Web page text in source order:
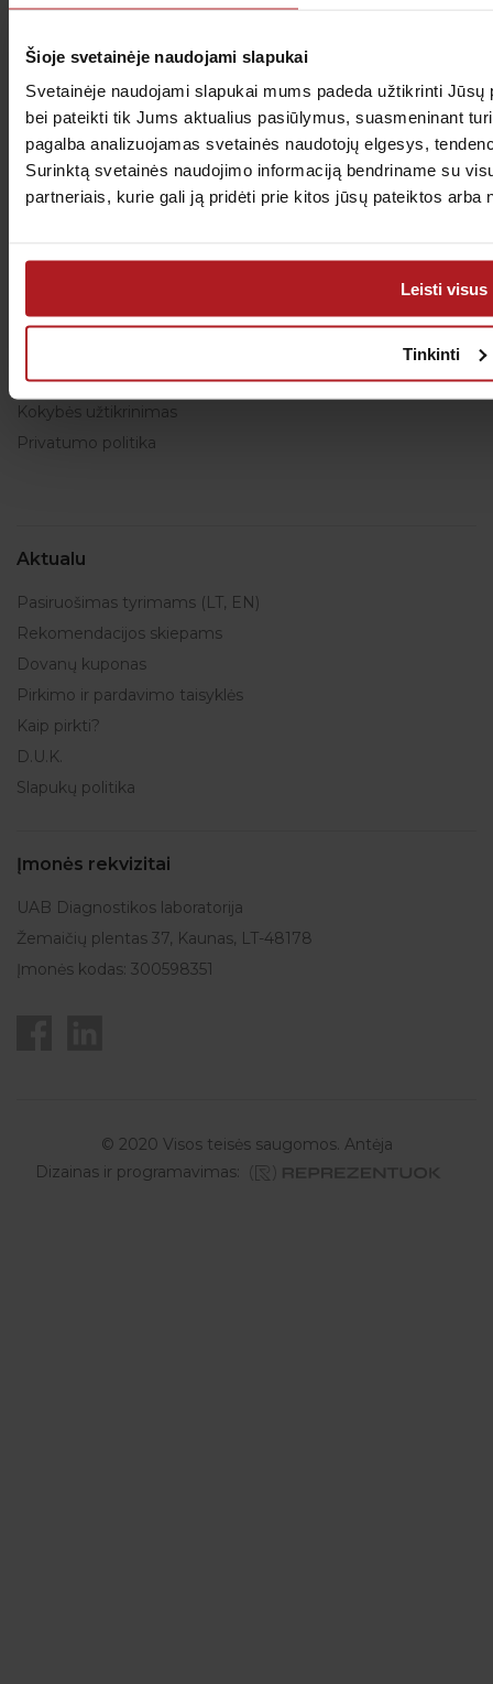
Šioje svetainėje naudojami slapukai
Svetainėje naudojami slapukai mums padeda užtikrinti
bei pateikti tik Jums aktualius pasiūlymus, suasmeninant
pagalba analizuojamas svetainės naudotojų elgesys,
Surinktą svetainės naudojimo informaciją bendriname su
partneriais, kurie gali ją pridėti prie kitos jūsų pateiktos
Leisti visus
Tinkinti
SOLĖJA
Visi atsiliepimai
Karjera
Kokybės užtikrinimas
Privatumo politika
Aktualu
Pasiruošimas tyrimams (LT, EN)
Rekomendacijos skiepams
Dovanų kuponas
Pirkimo ir pardavimo taisyklės
Kaip pirkti?
D.U.K.
Slapukų politika
Įmonės rekvizitai
UAB Diagnostikos laboratorija
Žemaičių plentas 37, Kaunas, LT-48178
Įmonės kodas: 300598351
© 2020 Visos teisės saugomos. Antėja
Dizainas ir programavimas: